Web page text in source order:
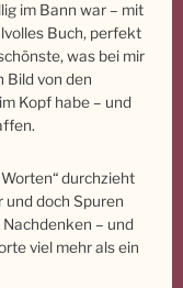
im Bann war – mit
Buch, perfekt
was bei mir
Bild von den
Kopf habe – und
durchzieht
und doch Spuren
– und
viel mehr als ein